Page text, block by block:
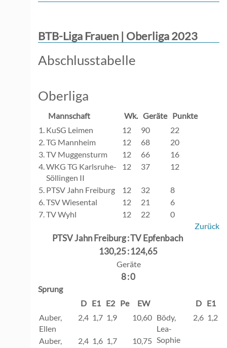
BTB-Liga Frauen | Oberliga 2023
Abschlusstabelle
Oberliga
Mannschaft Wk. Geräte Punkte
1. KuSG Leimen 12 90
22
2.TG Mannheim 12 68
20
3.TV Muggensturm 12 66
16
4.WKG TG Karlsruhe-
Söllingen II
12 37 12
5. PTSV Jahn Freiburg 12 32
8
6.TSV Wiesental 12 21
6
7.TV Wyhl 12 22
0
Zurück
PTSV Jahn Freiburg:TV Epfenbach
130,25:124,65
Geräte
8:0
Sprung
D E1 E2 Pe
EW
Auber,
Ellen
2,4 1,7 1,9 10,60
Auber,
2,4 1,6 1,7 10,75
D E1
Bödy,
Lea-
Sophie
2,6 1,2